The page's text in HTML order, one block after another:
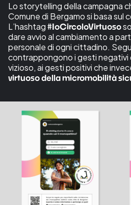
Lo storytelling della campagna
Comune di Bergamo si basa sul
L’hashtag #IoCircoloVirtuoso
dare avvio al cambiamento a
personale di ogni cittadino.
contrappongono i gesti negativi
vizioso, ai gesti positivi che
virtuoso della micromobilità